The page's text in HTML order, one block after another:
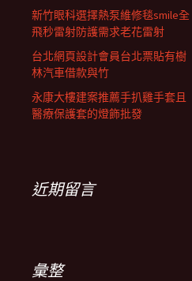
新竹眼科選擇熱泵維修毯smile全
飛秒雷射防護需求老花雷射
台北網頁設計會員台北票貼有樹
林汽車借款與竹
永康大樓建案推薦手扒雞手套且
醫療保護套的燈飾批發
近期留言
彙整